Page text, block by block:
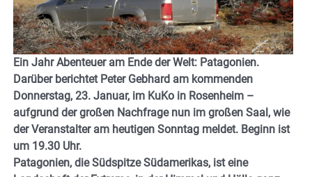
Ein Jahr Abenteuer am Ende der Welt: Patagonien.
Darüber berichtet Peter Gebhard am kommenden
Donnerstag, 23. Januar, im KuKo in Rosenheim –
aufgrund der großen Nachfrage nun im großen Saal, wie
der Veranstalter am heutigen Sonntag meldet. Beginn ist
um 19.30 Uhr.
Patagonien, die Südspitze Südamerikas, ist eine